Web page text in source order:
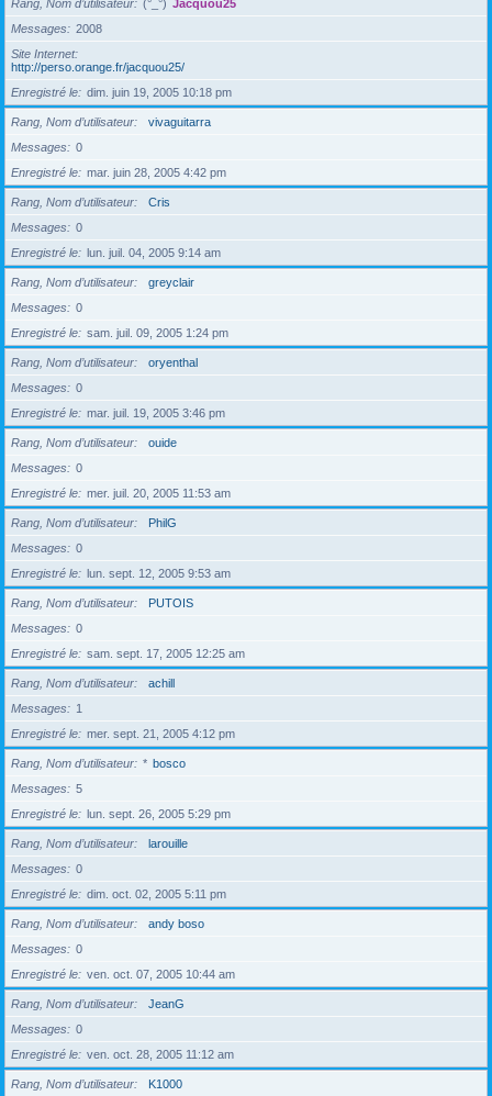
Rang, Nom d’utilisateur (°_°) Jacquou25
Messages
2008
Site Internet
http://perso.orange.fr/jacquou25/
Enregistré le
dim. juin 19, 2005 10:18 pm
Rang, Nom d’utilisateur
vivaguitarra
Messages
0
Enregistré le
mar. juin 28, 2005 4:42 pm
Rang, Nom d’utilisateur
Cris
Messages
0
Enregistré le
lun. juil. 04, 2005 9:14 am
Rang, Nom d’utilisateur
greyclair
Messages
0
Enregistré le
sam. juil. 09, 2005 1:24 pm
Rang, Nom d’utilisateur
oryenthal
Messages
0
Enregistré le
mar. juil. 19, 2005 3:46 pm
Rang, Nom d’utilisateur
ouide
Messages
0
Enregistré le
mer. juil. 20, 2005 11:53 am
Rang, Nom d’utilisateur
PhilG
Messages
0
Enregistré le
lun. sept. 12, 2005 9:53 am
Rang, Nom d’utilisateur
PUTOIS
Messages
0
Enregistré le
sam. sept. 17, 2005 12:25 am
Rang, Nom d’utilisateur
achill
Messages
1
Enregistré le
mer. sept. 21, 2005 4:12 pm
Rang, Nom d’utilisateur * bosco
Messages
5
Enregistré le
lun. sept. 26, 2005 5:29 pm
Rang, Nom d’utilisateur
larouille
Messages
0
Enregistré le
dim. oct. 02, 2005 5:11 pm
Rang, Nom d’utilisateur
andy boso
Messages
0
Enregistré le
ven. oct. 07, 2005 10:44 am
Rang, Nom d’utilisateur
JeanG
Messages
0
Enregistré le
ven. oct. 28, 2005 11:12 am
Rang, Nom d’utilisateur
K1000